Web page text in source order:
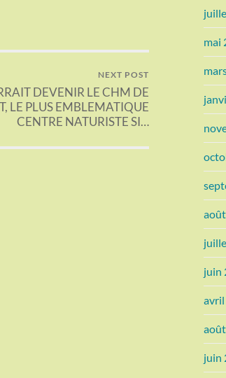
NEXT POST
DEVENIR LE CHM DE
LE PLUS EMBLEMATIQUE
CENTRE NATURISTE SI…
mai
juin
juin